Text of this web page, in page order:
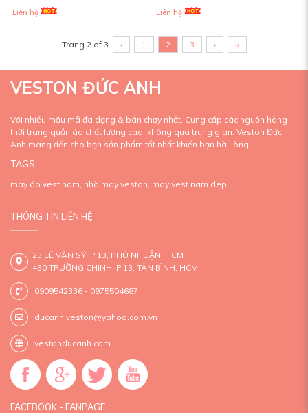
Liên hệ
Liên hệ
Trang 2 of 3 ‹ 1 2 3 › ››
VESTON ĐỨC ANH
Với nhiều mẫu mã đa dạng & bán chạy nhất. Cung cấp các nguồn hàng
thời trang quần áo chất lượng cao, không qua trung gian. Veston Đức
Anh mang đến cho bạn sản phẩm tốt nhất khiến bạn hài lòng
TAGS
may áo vest nam, nhà may veston, may vest nam dep,
THÔNG TIN LIÊN HỆ
23 LÊ VĂN SỸ, P.13, PHÚ NHUẬN, HCM
430 TRƯỜNG CHINH, P.13, TÂN BÌNH, HCM
0909542336 - 0975504687
ducanh.veston@yahoo.com.vn
vestonducanh.com
FACEBOOK - FANPAGE